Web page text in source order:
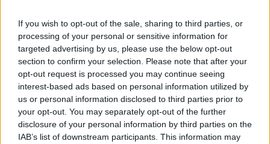
If you wish to opt-out of the sale, sharing to third parties, or
processing of your personal or sensitive information for
targeted advertising by us, please use the below opt-out
section to confirm your selection. Please note that after your
opt-out request is processed you may continue seeing
interest-based ads based on personal information utilized by
us or personal information disclosed to third parties prior to
your opt-out. You may separately opt-out of the further
disclosure of your personal information by third parties on the
IAB’s list of downstream participants. This information may